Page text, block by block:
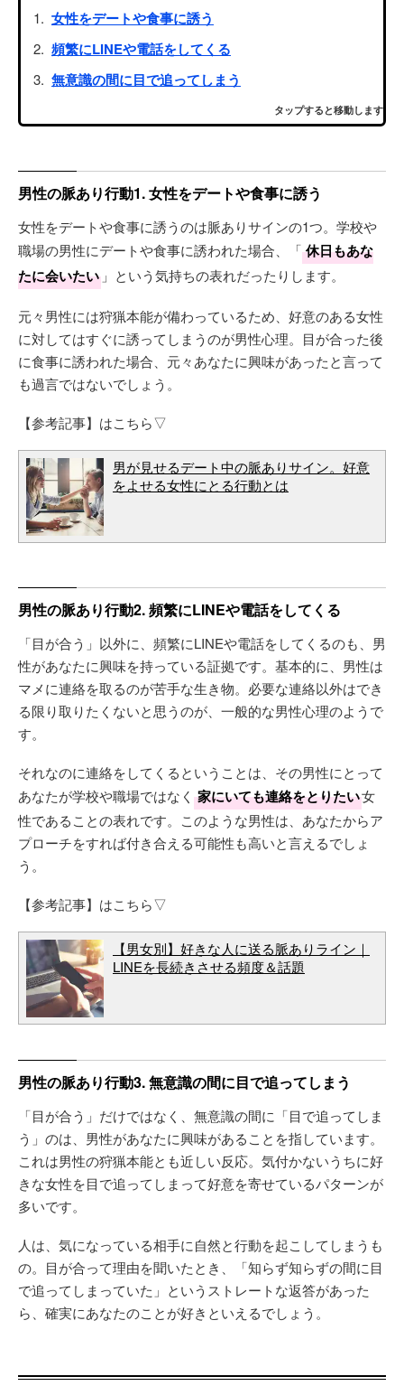
女性をデートや食事に誘う
頻繁にLINEや電話をしてくる
無意識の間に目で追ってしまう
タップすると移動します
男性の脈あり行動1. 女性をデートや食事に誘う
女性をデートや食事に誘うのは脈ありサインの1つ。学校や
職場の男性にデートや食事に誘われた場合、「 休日もあな
たに会いたい 」という気持ちの表れだったりします。
元々男性には狩猟本能が備わっているため、好意のある女性
に対してはすぐに誘ってしまうのが男性心理。目が合った後
に食事に誘われた場合、元々あなたに興味があったと言って
も過言ではないでしょう。
【参考記事】はこちら▽
男が見せるデート中の脈ありサイン。好意
をよせる女性にとる行動とは
男性の脈あり行動2. 頻繁にLINEや電話をしてくる
「目が合う」以外に、頻繁にLINEや電話をしてくるのも、男
性があなたに興味を持っている証拠です。基本的に、男性は
マメに連絡を取るのが苦手な生き物。必要な連絡以外はでき
る限り取りたくないと思うのが、一般的な男性心理のようで
す。
それなのに連絡をしてくるということは、その男性にとって
あなたが学校や職場ではなく 家にいても連絡をとりたい女
性であることの表れです。このような男性は、あなたからア
プローチをすれば付き合える可能性も高いと言えるでしょ
う。
【参考記事】はこちら▽
【男女別】好きな人に送る脈ありライン｜
LINEを長続きさせる頻度＆話題
男性の脈あり行動3. 無意識の間に目で追ってしまう
「目が合う」だけではなく、無意識の間に「目で追ってしま
う」のは、男性があなたに興味があることを指しています。
これは男性の狩猟本能とも近しい反応。気付かないうちに好
きな女性を目で追ってしまって好意を寄せているパターンが
多いです。
人は、気になっている相手に自然と行動を起こしてしまうも
の。目が合って理由を聞いたとき、「知らず知らずの間に目
で追ってしまっていた」というストレートな返答があった
ら、確実にあなたのことが好きといえるでしょう。